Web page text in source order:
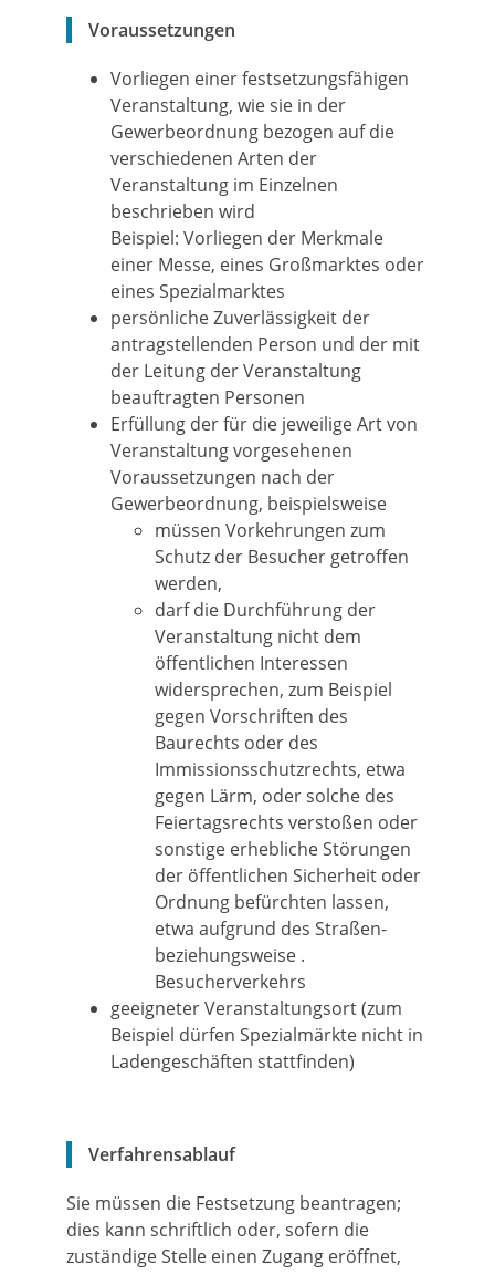
Voraussetzungen
Vorliegen einer festsetzungsfähigen
Veranstaltung, wie sie in der
Gewerbeordnung bezogen auf die
verschiedenen Arten der
Veranstaltung im Einzelnen
beschrieben wird
Beispiel: Vorliegen der Merkmale
einer Messe, eines Großmarktes oder
eines Spezialmarktes
persönliche Zuverlässigkeit der
antragstellenden Person und der mit
der Leitung der Veranstaltung
beauftragten Personen
Erfüllung der für die jeweilige Art von
Veranstaltung vorgesehenen
Voraussetzungen nach der
Gewerbeordnung, beispielsweise
müssen Vorkehrungen zum
Schutz der Besucher getroffen
werden,
darf die Durchführung der
Veranstaltung nicht dem
öffentlichen Interessen
widersprechen, zum Beispiel
gegen Vorschriften des
Baurechts oder des
Immissionsschutzrechts, etwa
gegen Lärm, oder solche des
Feiertagsrechts verstoßen oder
sonstige erhebliche Störungen
der öffentlichen Sicherheit oder
Ordnung befürchten lassen,
etwa aufgrund des Straßen-
beziehungsweise .
Besucherverkehrs
geeigneter Veranstaltungsort (zum
Beispiel dürfen Spezialmärkte nicht in
Ladengeschäften stattfinden)
Verfahrensablauf
Sie müssen die Festsetzung beantragen;
dies kann schriftlich oder, sofern die
zuständige Stelle einen Zugang eröffnet,